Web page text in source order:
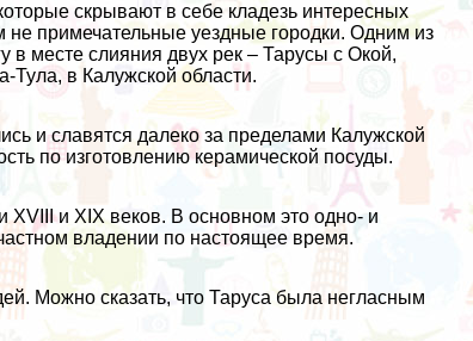
скрывают в себе кладезь интересных
примечательные уездные городки. Одним из
в месте слияния двух рек – Тарусы с Окой,
Тула, в Калужской области.
и славятся далеко за пределами Калужской
по изготовлению керамической посуды.
XVIII и XIХ веков. В основном это одно- и
владении по настоящее время.
Можно сказать, что Таруса была негласным